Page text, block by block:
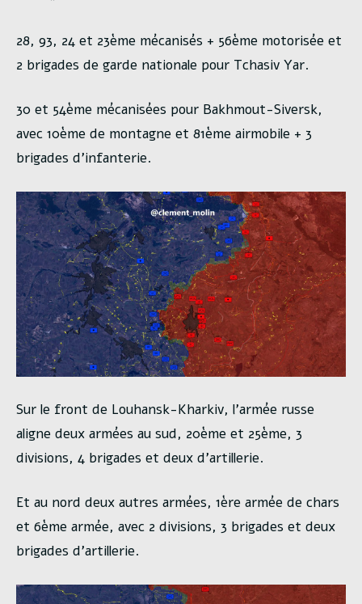
28, 93, 24 et 23ème mécanisés + 56ème motorisée et
2 brigades de garde nationale pour Tchasiv Yar.
30 et 54ème mécanisées pour Bakhmout-Siversk,
avec 10ème de montagne et 81ème airmobile + 3
brigades d’infanterie.
Sur le front de Louhansk-Kharkiv, l’armée russe
aligne deux armées au sud, 20ème et 25ème, 3
divisions, 4 brigades et deux d’artillerie.
Et au nord deux autres armées, 1ère armée de chars
et 6ème armée, avec 2 divisions, 3 brigades et deux
brigades d’artillerie.